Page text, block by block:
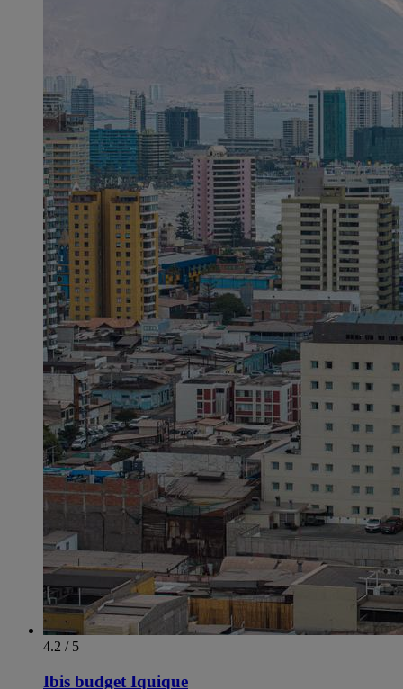
4.2 / 5
Ibis budget Iquique